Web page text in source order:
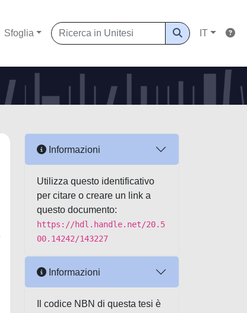
Sfoglia IT
Informazioni
Utilizza questo identificativo
per citare o creare un link a
questo documento:
https://hdl.handle.net/20.5
00.14242/143227
Informazioni
Il codice NBN di questa tesi è